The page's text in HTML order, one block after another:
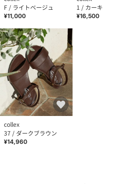
F / ライトベージュ
¥11,000
1 / カーキ
¥16,500
collex
37 / ダークブラウン
¥14,960